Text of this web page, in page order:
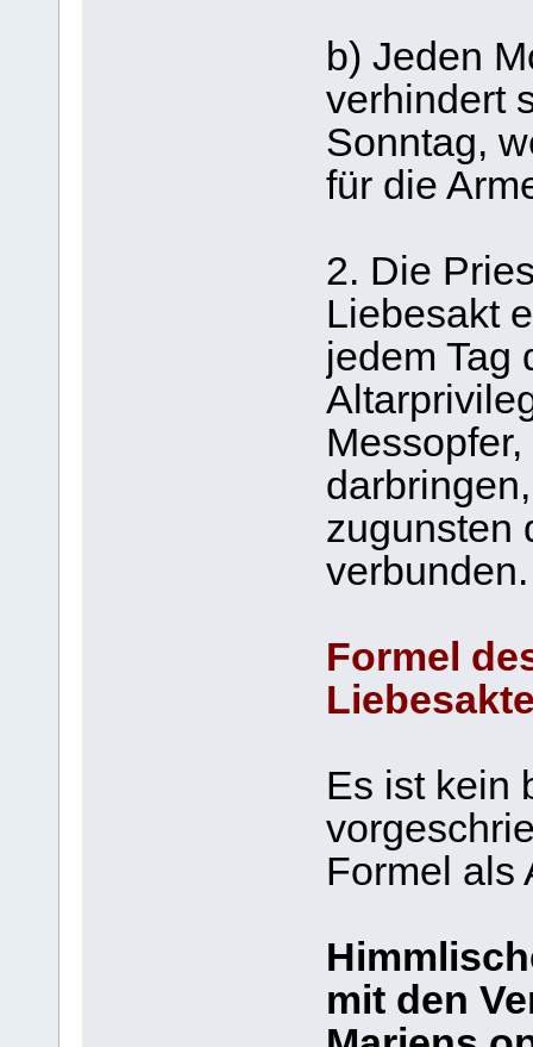
b) Jeden
verhindert
Sonntag,
für die
2. Die
Liebesakt
jedem Tag
zugunsten
verbunden.
Formel
Es ist kein
Formel als
mit den